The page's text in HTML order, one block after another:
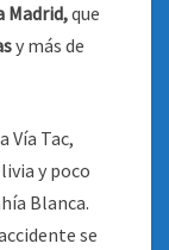
Madrid,que
y más de
Vía Tac,
y poco
Blanca.
se